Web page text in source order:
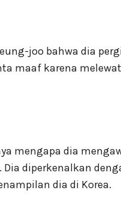
joo bahwa dia
maaf karena
mengapa dia
diperkenalkan
dia di Korea.